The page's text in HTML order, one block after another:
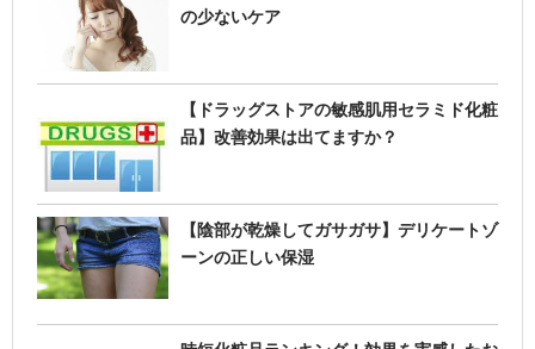
の少ないケア
【ドラッグストアの敏感肌用セラミド化粧
品】改善効果は出てますか？
【陰部が乾燥してガサガサ】デリケートゾ
ーンの正しい保湿